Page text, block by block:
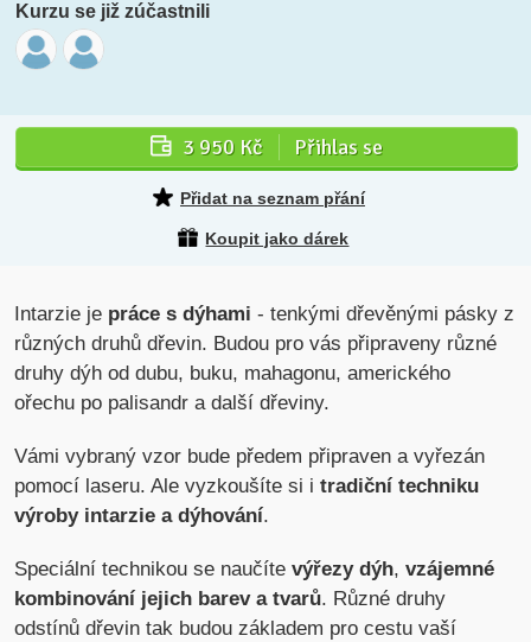
Kurzu se již zúčastnili
3 950 Kč Přihlas se
Přidat na seznam přání
Koupit jako dárek
Intarzie je práce s dýhami - tenkými dřevěnými pásky z
různých druhů dřevin. Budou pro vás připraveny různé
druhy dýh od dubu, buku, mahagonu, amerického
ořechu po palisandr a další dřeviny.
Vámi vybraný vzor bude předem připraven a vyřezán
pomocí laseru. Ale vyzkoušíte si itradiční techniku
výroby intarzie a dýhování.
Speciální technikou se naučítevýřezy dýh,vzájemné
kombinování jejich barev a tvarů. Různé druhy
odstínů dřevin tak budou základem pro cestu vaší